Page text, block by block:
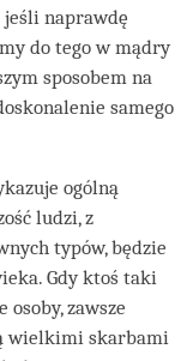
jeśli naprawdę
do tego w mądry
sposobem na
samego
ogólną
ludzi, z
typów, będzie
Gdy ktoś taki
zawsze
wielkimi skarbami